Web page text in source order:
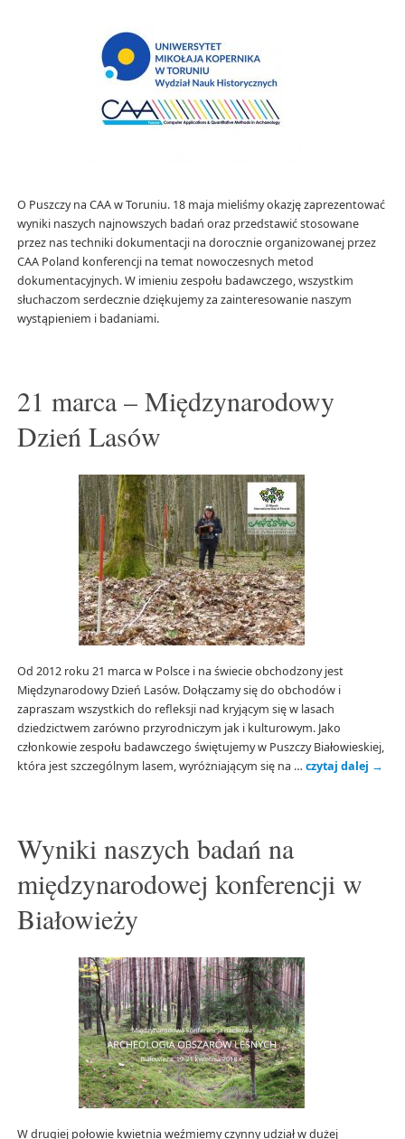
O Puszczy na CAA w Toruniu. 18 maja mieliśmy okazję zaprezentować
wyniki naszych najnowszych badań oraz przedstawić stosowane
przez nas techniki dokumentacji na dorocznie organizowanej przez
CAA Poland konferencji na temat nowoczesnych metod
dokumentacyjnych. W imieniu zespołu badawczego, wszystkim
słuchaczom serdecznie dziękujemy za zainteresowanie naszym
wystąpieniem i badaniami.
21 marca – Międzynarodowy
Dzień Lasów
Od 2012 roku 21 marca w Polsce i na świecie obchodzony jest
Międzynarodowy Dzień Lasów. Dołączamy się do obchodów i
zapraszam wszystkich do refleksji nad kryjącym się w lasach
dziedzictwem zarówno przyrodniczym jak i kulturowym. Jako
członkowie zespołu badawczego świętujemy w Puszczy Białowieskiej,
która jest szczególnym lasem, wyróżniającym się na … czytaj dalej →
Wyniki naszych badań na
międzynarodowej konferencji w
Białowieży
W drugiej połowie kwietnia weźmiemy czynny udział w dużej